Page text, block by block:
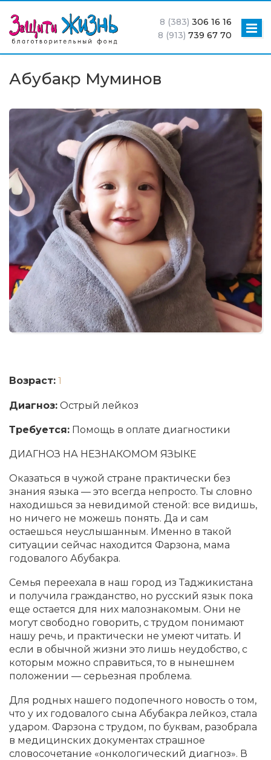
8 (383) 306 16 16
8 (913) 739 67 70
Абубакр Муминов
Возраст: 1
Диагноз: Острый лейкоз
Требуется: Помощь в оплате диагностики
ДИАГНОЗ НА НЕЗНАКОМОМ ЯЗЫКЕ
Оказаться в чужой стране практически без
знания языка — это всегда непросто. Ты словно
находишься за невидимой стеной: все видишь,
но ничего не можешь понять. Да и сам
остаешься неуслышанным. Именно в такой
ситуации сейчас находится Фарзона, мама
годовалого Абубакра.
Семья переехала в наш город из Таджикистана
и получила гражданство, но русский язык пока
еще остается для них малознакомым. Они не
могут свободно говорить, с трудом понимают
нашу речь, и практически не умеют читать. И
если в обычной жизни это лишь неудобство, с
которым можно справиться, то в нынешнем
положении — серьезная проблема.
Для родных нашего подопечного новость о том,
что у их годовалого сына Абубакра лейкоз, стала
ударом. Фарзона с трудом, по буквам, разобрала
в медицинских документах страшное
словосочетание «онкологический диагноз». В